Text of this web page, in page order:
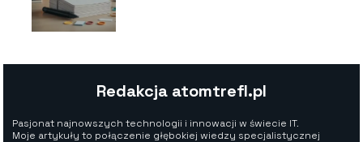
Redakcja atomtrefl.pl
Pasjonat najnowszych technologii i innowacji w świecie IT.
Moje artykuły to połączenie głębokiej wiedzy specjalistycznej